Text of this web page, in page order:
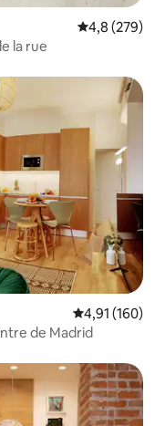
Note
4,8 (279)
de la rue
Note
4,91 (160)
de Madrid
aimés